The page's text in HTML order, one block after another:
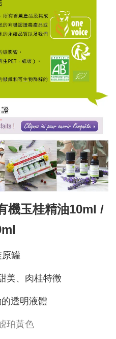
機玉桂精油10ml /
原罐
美、肉桂特徵
透明液體
珀黃色